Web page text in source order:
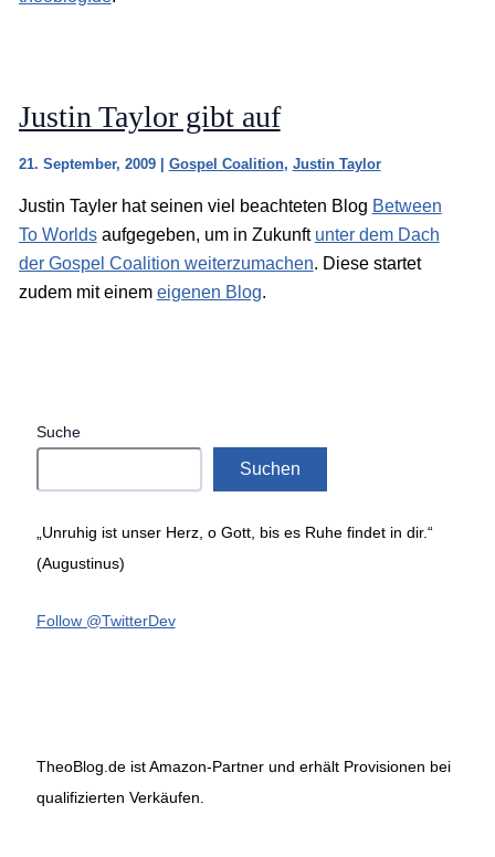
Justin Taylor gibt auf
21. September, 2009 Gospel Coalition, Justin Taylor
Justin Tayler hat seinen viel beachteten Blog Between
To Worldsaufgegeben, um in Zukunft unter dem Dach
der Gospel Coalition weiterzumachen. Diese startet
zudem mit einem eigenen Blog.
Suche
Suchen
„Unruhig ist unser Herz, o Gott, bis es Ruhe findet in dir.“
(Augustinus)
Follow @TwitterDev
TheoBlog.de ist Amazon-Partner und erhält Provisionen bei
qualifizierten Verkäufen.